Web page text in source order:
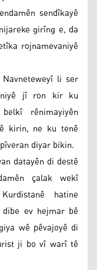
sendîkayê
girîng e, da
rojnamevaniyê
li ser
jî ron kir ku
rênimayiyên
kirin, ne ku tenê
diyar bikin.
datayên di destê
çalak wekî
hatine
ev hejmar bê
wê pêvajoyê di
ji bo vî warî tê